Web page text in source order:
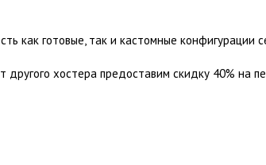
как готовые, так и кастомные конфигурации
другого хостера предоставим скидку 40% на